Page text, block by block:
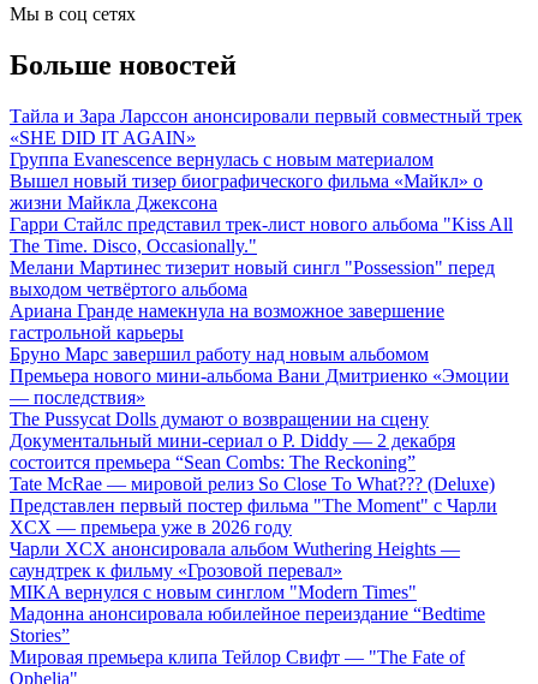
Мы в соц сетях
Больше новостей
Тайла и Зара Ларссон анонсировали первый совместный трек
«SHE DID IT AGAIN»
Группа Evanescence вернулась с новым материалом
Вышел новый тизер биографического фильма «Майкл» о
жизни Майкла Джексона
Гарри Стайлс представил трек-лист нового альбома "Kiss All
The Time. Disco, Occasionally."
Мелани Мартинес тизерит новый сингл "Possession" перед
выходом четвёртого альбома
Ариана Гранде намекнула на возможное завершение
гастрольной карьеры
Бруно Марс завершил работу над новым альбомом
Премьера нового мини-альбома Вани Дмитриенко «Эмоции
— последствия»
The Pussycat Dolls думают о возвращении на сцену
Документальный мини-сериал о P. Diddy — 2 декабря
состоится премьера “Sean Combs: The Reckoning”
Tate McRae — мировой релиз So Close To What??? (Deluxe)
Представлен первый постер фильма "The Moment" с Чарли
XCX — премьера уже в 2026 году
Чарли XCX анонсировала альбом Wuthering Heights —
саундтрек к фильму «Грозовой перевал»
MIKA вернулся с новым синглом "Modern Times"
Мадонна анонсировала юбилейное переиздание “Bedtime
Stories”
Мировая премьера клипа Тейлор Свифт — "The Fate of
Ophelia"